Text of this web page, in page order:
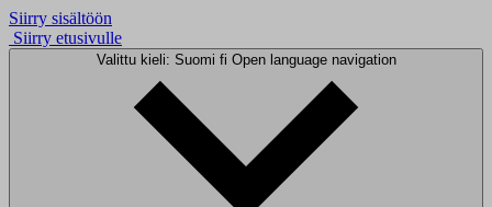
Siirry sisältöön
Siirry etusivulle
Valittu kieli: Suomi fi Open language navigation